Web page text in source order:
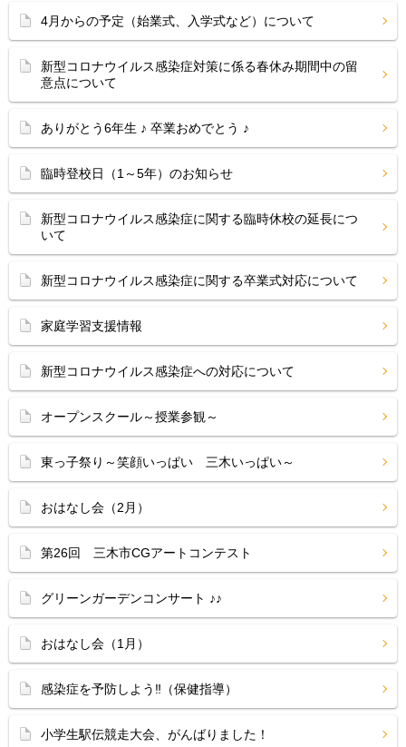
4月からの予定（始業式、入学式など）について
新型コロナウイルス感染症対策に係る春休み期間中の留
意点について
ありがとう6年生 ♪ 卒業おめでとう ♪
臨時登校日（1～5年）のお知らせ
新型コロナウイルス感染症に関する臨時休校の延長につ
いて
新型コロナウイルス感染症に関する卒業式対応について
家庭学習支援情報
新型コロナウイルス感染症への対応について
オープンスクール～授業参観～
東っ子祭り～笑顔いっぱい 三木いっぱい～
おはなし会（2月）
第26回 三木市CGアートコンテスト
グリーンガーデンコンサート ♪♪
おはなし会（1月）
感染症を予防しよう‼（保健指導）
小学生駅伝競走大会、がんばりました！